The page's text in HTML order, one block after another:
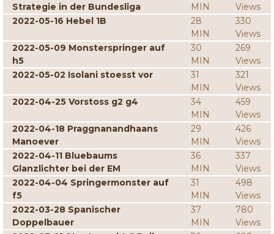
Strategie in der Bundesliga
MIN
Views
2022-05-16 Hebel 1B
28
MIN
330
Views
2022-05-09 Monsterspringer auf
h5
30
MIN
269
Views
2022-05-02 Isolani stoesst vor
31
MIN
321
Views
2022-04-25 Vorstoss g2 g4
34
MIN
459
Views
2022-04-18 Praggnanandhaans
Manoever
29
MIN
426
Views
2022-04-11 Bluebaums
Glanzlichter bei der EM
36
MIN
337
Views
2022-04-04 Springermonster auf
f5
31
MIN
498
Views
2022-03-28 Spanischer
Doppelbauer
37
MIN
780
Views